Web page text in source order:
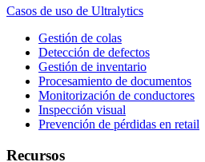
Casos de uso de Ultralytics
Gestión de colas
Detección de defectos
Gestión de inventario
Procesamiento de documentos
Monitorización de conductores
Inspección visual
Prevención de pérdidas en retail
Recursos